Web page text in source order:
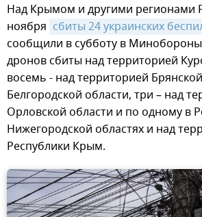
Над Крымом и другими регионами
ноября сбиты 24 украинских
сообщили в субботу в
дронов сбиты над территорией
восемь - над территорией
Белгородской области, три – над
Орловской области и по одному в
Нижегородской областях и над
Республики Крым.